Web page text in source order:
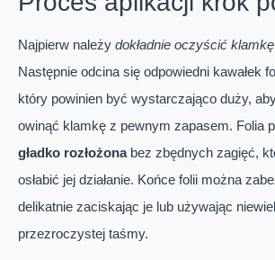
Najpierw należy dokładnie oczyścić klamkę
Następnie odcina się odpowiedni kawałek
który powinien być wystarczająco duży,
owinąć klamkę z pewnym zapasem. Folia
gładko rozłożonabez zbędnych zagięć,
osłabić jej działanie. Końce folii można
delikatnie zaciskając je lub używając
przezroczystej taśmy.